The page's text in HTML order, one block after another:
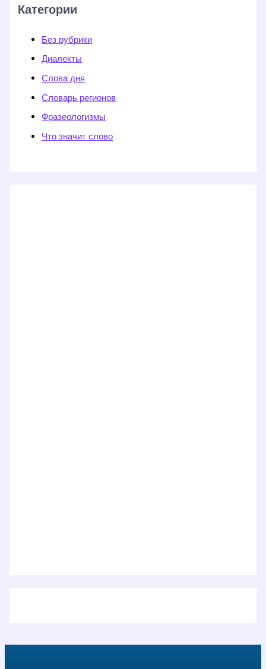
Категории
Без рубрики
Диалекты
Слова дня
Словарь регионов
Фразеологизмы
Что значит слово